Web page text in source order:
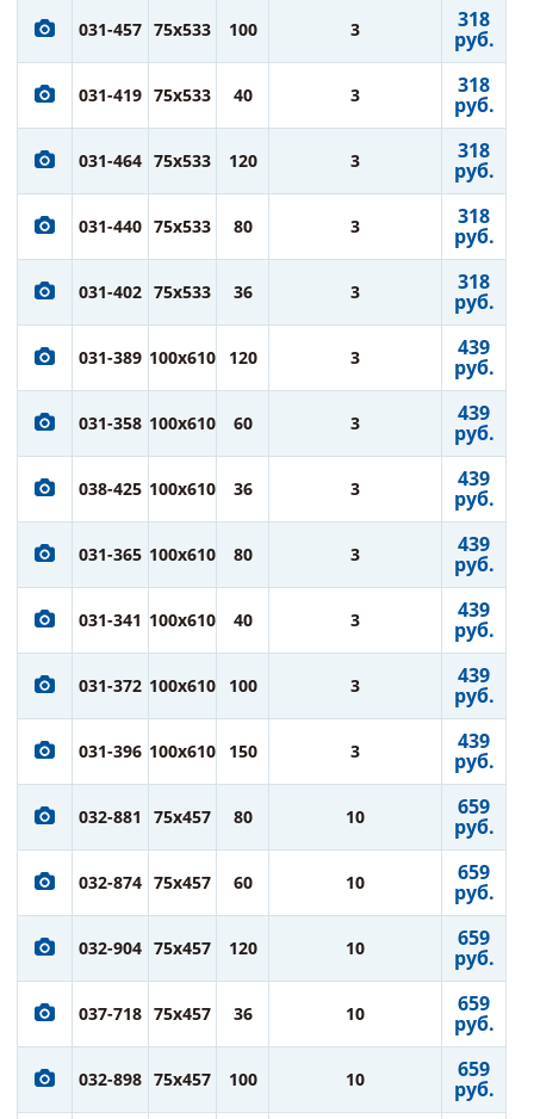
031-457 75x533 100 3 318
руб.
031-419 75x533 40 3 318
руб.
031-464 75x533 120 3 318
руб.
031-440 75x533 80 3 318
руб.
031-402 75x533 36 3 318
руб.
031-389 100x610 120 3 439
руб.
031-358 100x610 60 3 439
руб.
038-425 100x610 36 3 439
руб.
031-365 100x610 80 3 439
руб.
031-341 100x610 40 3 439
руб.
031-372 100x610 100 3 439
руб.
031-396 100x610 150 3 439
руб.
032-881 75x457 80 10 659
руб.
032-874 75x457 60 10 659
руб.
032-904 75x457 120 10 659
руб.
037-718 75x457 36 10 659
руб.
032-898 75x457 100 10 659
руб.